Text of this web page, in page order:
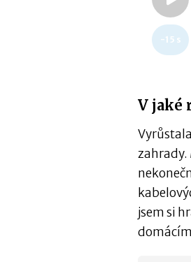
-15 s
V jaké
zahrady.
jsem si